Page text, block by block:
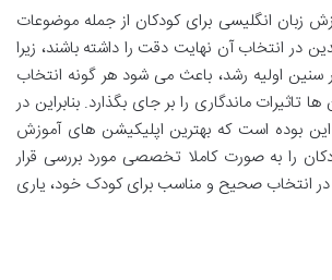
زبان انگلیسی برای کودکان از جمله موضوعات
در انتخاب آن نهایت دقت را داشته باشند، زیرا
سنین اولیه رشد، باعث می شود هر گونه انتخاب
تاثیرات ماندگاری را بر جای بگذارد. بنابراین در
این بوده است که بهترین اپلیکیشن های آموزش
را به صورت کاملا تخصصی مورد بررسی قرار
در انتخاب صحیح و مناسب برای کودک خود، یاری